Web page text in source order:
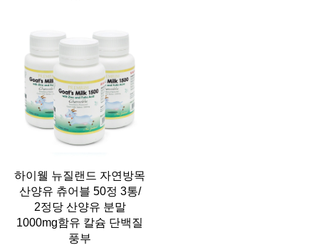
하이웰 뉴질랜드 자연방목
산양유 츄어블 50정 3통/
2정당 산양유 분말
1000mg함유 칼슘 단백질
풍부